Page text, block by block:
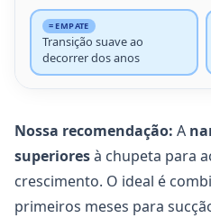
= EMPATE
Transição suave ao
decorrer dos anos
Nossa recomendação: A
superioresà chupeta para
crescimento. O ideal é
primeiros meses para